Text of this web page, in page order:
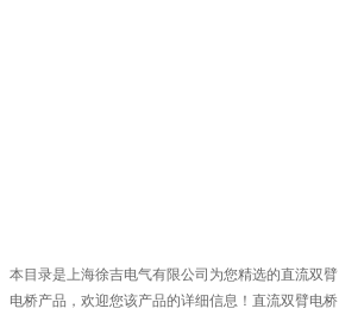
本目录是上海徐吉电气有限公司为您精选的直流双臂
电桥产品，欢迎您该产品的详细信息！直流双臂电桥